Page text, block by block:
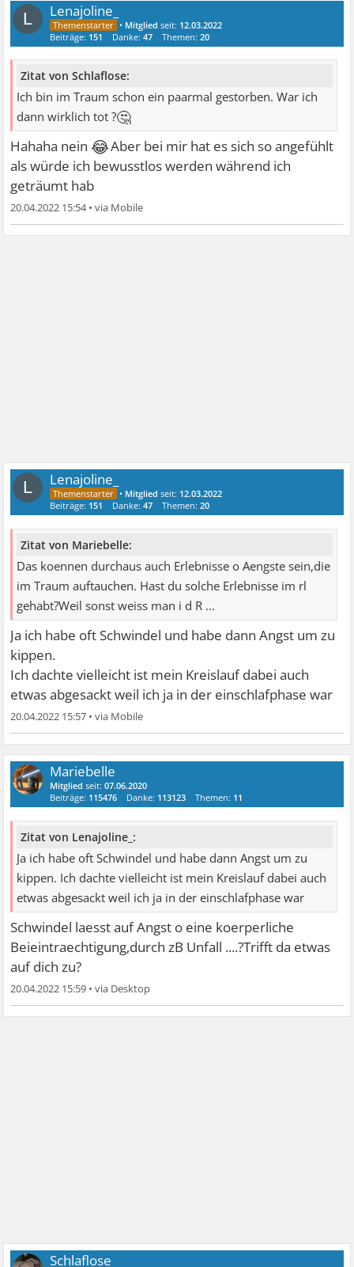
L Lenajoline_
• Mitglied seit: 12.03.2022
Beiträge: 151 Danke:47 Themen:20
Zitat von Schlaflose:
Ich bin im Traum schon ein paarmal gestorben. War ich
dann wirklich tot ?🤔
Hahaha nein 😂Aber bei mir hat es sich so angefühlt
als würde ich bewusstlos werden während ich
geträumt hab
20.04.2022 15:54•
L Lenajoline_
• Mitglied seit: 12.03.2022
Beiträge: 151 Danke:47 Themen:20
Zitat von Mariebelle:
Das koennen durchaus auch Erlebnisse o Aengste sein,die
im Traum auftauchen. Hast du solche Erlebnisse im rl
gehabt?Weil sonst weiss man i d R ...
Ja ich habe oft Schwindel und habe dann Angst um zu
kippen.
Ich dachte vielleicht ist mein Kreislauf dabei auch
etwas abgesackt weil ich ja in der einschlafphase war
20.04.2022 15:57 •
Mariebelle
Mitglied seit:07.06.2020
Beiträge: 115476 Danke: 113123 Themen: 11
Zitat von Lenajoline_:
Ja ich habe oft Schwindel und habe dann Angst um zu
kippen. Ich dachte vielleicht ist mein Kreislauf dabei auch
etwas abgesackt weil ich ja in der einschlafphase war
Schwindel laesst auf Angst o eine koerperliche
Beieintraechtigung,durch zB Unfall ....?Trifft da etwas
auf dich zu?
20.04.2022 15:59 •
Schlaflose